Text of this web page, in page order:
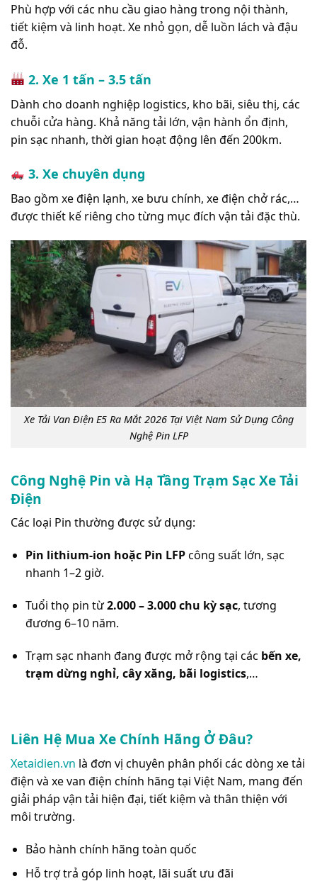
Phù hợp với các nhu cầu giao hàng trong nội thành,
tiết kiệm và linh hoạt. Xe nhỏ gọn, dễ luồn lách và đậu
đỗ.
2. Xe 1 tấn – 3.5 tấn
Dành cho doanh nghiệp logistics, kho bãi, siêu thị, các
chuỗi cửa hàng. Khả năng tải lớn, vận hành ổn định,
pin sạc nhanh, thời gian hoạt động lên đến 200km.
3. Xe chuyên dụng
Bao gồm xe điện lạnh, xe bưu chính, xe điện chở rác,…
được thiết kế riêng cho từng mục đích vận tải đặc thù.
Xe Tải Van Điện E5 Ra Mắt 2026 Tại Việt Nam Sử Dụng Công
Nghệ Pin LFP
Công Nghệ Pin và Hạ Tầng Trạm Sạc Xe Tải
Điện
Các loại Pin thường được sử dụng:
Pin lithium-ion hoặc Pin LFPcông suất lớn, sạc
nhanh 1–2 giờ.
Tuổi thọ pin từ2.000 – 3.000 chu kỳ sạc, tương
đương 6–10 năm.
Trạm sạc nhanh đang được mở rộng tại các bến xe,
trạm dừng nghỉ, cây xăng, bãi logistics,…
Liên Hệ Mua Xe Chính Hãng Ở Đâu?
Xetaidien.vn là đơn vị chuyên phân phối các dòng xe tải
điện và xe van điện chính hãng tại Việt Nam, mang đến
giải pháp vận tải hiện đại, tiết kiệm và thân thiện với
môi trường.
Bảo hành chính hãng toàn quốc
Hỗ trợ trả góp linh hoạt, lãi suất ưu đãi